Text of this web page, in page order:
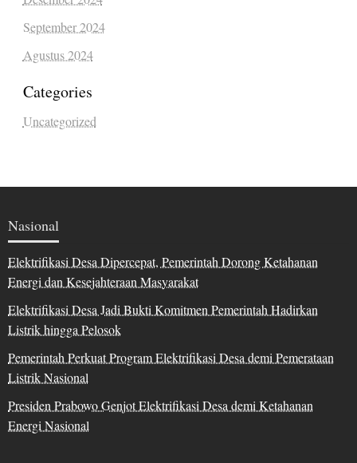
September 2024
Agustus 2024
Categories
Uncategorized
Nasional
Elektrifikasi Desa Dipercepat, Pemerintah Dorong Ketahanan
Energi dan Kesejahteraan Masyarakat
Elektrifikasi Desa Jadi Bukti Komitmen Pemerintah Hadirkan
Listrik hingga Pelosok
Pemerintah Perkuat Program Elektrifikasi Desa demi Pemerataan
Listrik Nasional
Presiden Prabowo Genjot Elektrifikasi Desa demi Ketahanan
Energi Nasional